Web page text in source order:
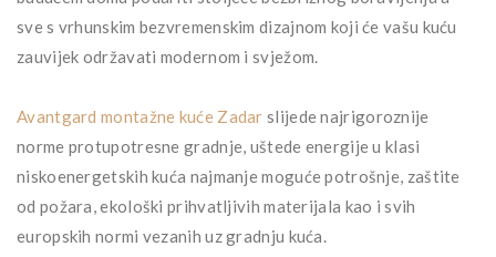
sve s vrhunskim bezvremenskim dizajnom koji će vašu kuću
zauvijek održavati modernom i svježom.
Avantgard montažne kuće Zadar slijede najrigoroznije
norme protupotresne gradnje, uštede energije u klasi
niskoenergetskih kuća najmanje moguće potrošnje, zaštite
od požara, ekološki prihvatljivih materijala kao i svih
europskih normi vezanih uz gradnju kuća.